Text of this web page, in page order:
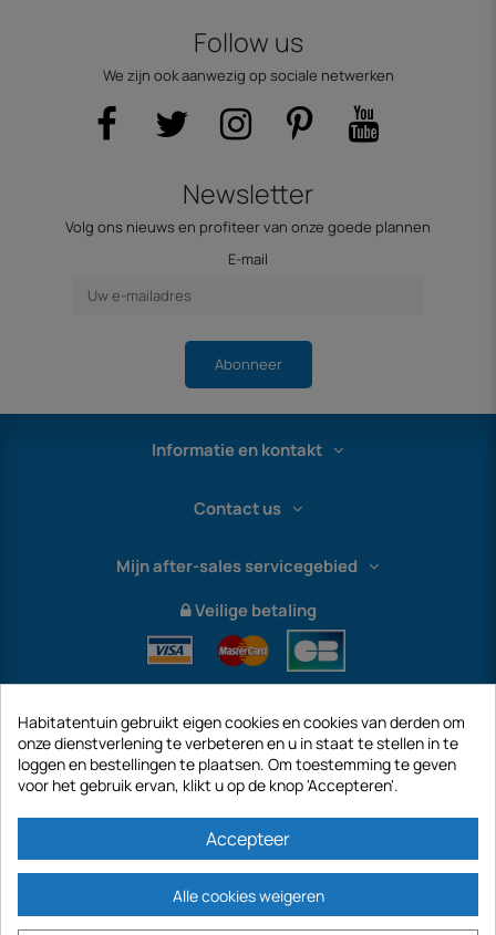
Follow us
We zijn ook aanwezig op sociale netwerken
Newsletter
Volg ons nieuws en profiteer van onze goede plannen
E-mail
Abonneer
Informatie en kontakt
Contact us
Mijn after-sales servicegebied
Veilige betaling
International
https://www.habitatentuin.nl is een site van het bedrijf GECODIS SA met een
Habitatentuin gebruikt eigen cookies en cookies van derden om
onze dienstverlening te verbeteren en u in staat te stellen in te
loggen en bestellingen te plaatsen. Om toestemming te geven
voor het gebruik ervan, klikt u op de knop 'Accepteren'.
Accepteer
Alle cookies weigeren